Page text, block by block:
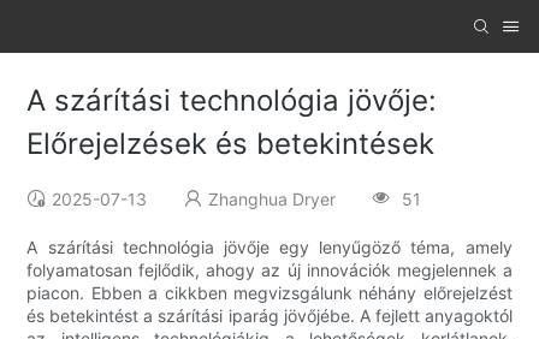
A szárítási technológia jövője:
Előrejelzések és betekintések
2025-07-13 Zhanghua Dryer 51
A szárítási technológia jövője egy lenyűgöző téma, amely
folyamatosan fejlődik, ahogy az új innovációk megjelennek a
piacon. Ebben a cikkben megvizsgálunk néhány előrejelzést
és betekintést a szárítási iparág jövőjébe. A fejlett anyagoktól